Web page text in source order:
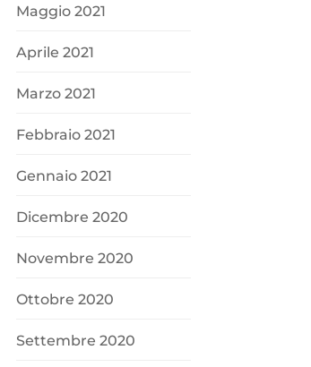
Maggio 2021
Aprile 2021
Marzo 2021
Febbraio 2021
Gennaio 2021
Dicembre 2020
Novembre 2020
Ottobre 2020
Settembre 2020